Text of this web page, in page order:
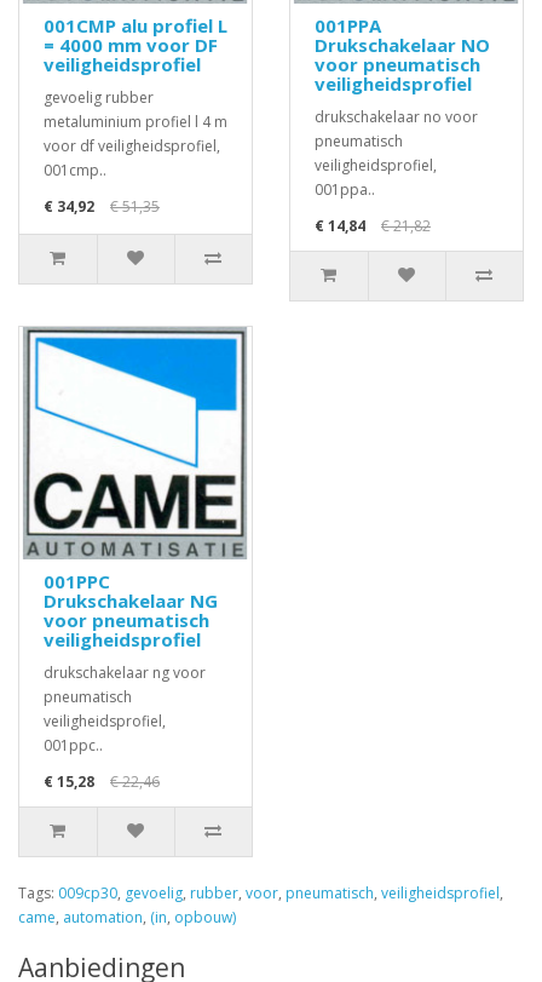
001CMP alu profiel L
= 4000 mm voor DF
veiligheidsprofiel
gevoelig rubber
metaluminium profiel l 4 m
voor df veiligheidsprofiel,
001cmp..
€ 34,92
€ 51,35
001PPA
Drukschakelaar NO
voor pneumatisch
veiligheidsprofiel
drukschakelaar no voor
pneumatisch
veiligheidsprofiel,
001ppa..
€ 14,84
€ 21,82
001PPC
Drukschakelaar NG
voor pneumatisch
veiligheidsprofiel
drukschakelaar ng voor
pneumatisch
veiligheidsprofiel,
001ppc..
€ 15,28
€ 22,46
Tags: 009cp30, gevoelig, rubber, voor, pneumatisch, veiligheidsprofiel,
came, automation, (in, opbouw)
Aanbiedingen